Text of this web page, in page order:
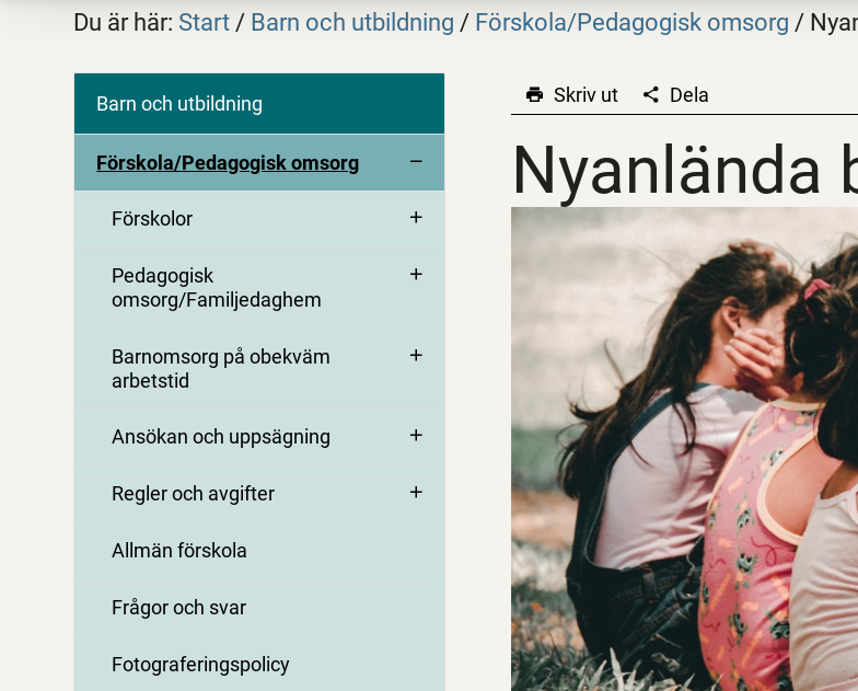
Du är här: Start / Barn och utbildning / Förskola/Pedagogisk omsorg /
Barn och utbildning
Förskola/Pedagogisk omsorg
Förskolor
Pedagogisk
omsorg/Familjedaghem
Barnomsorg på obekväm
arbetstid
Ansökan och uppsägning
Regler och avgifter
Allmän förskola
Frågor och svar
Fotograferingspolicy
Nyanlända
Skriv ut Dela
Nyanlända